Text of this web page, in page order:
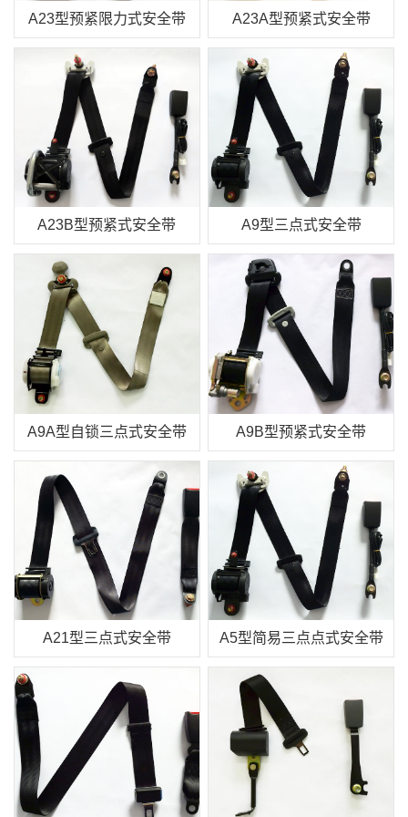
A23型预紧限力式安全带 A23A型预紧式安全带
A23B型预紧式安全带 A9型三点式安全带
A9A型自锁三点式安全带 A9B型预紧式安全带
A21型三点式安全带 A5型简易三点点式安全带